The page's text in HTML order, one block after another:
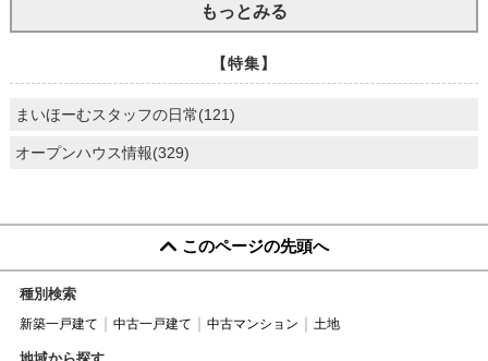
もっとみる
【特集】
まいほーむスタッフの日常(121)
オープンハウス情報(329)
このページの先頭へ
種別検索
新築一戸建て 中古一戸建て 中古マンション 土地